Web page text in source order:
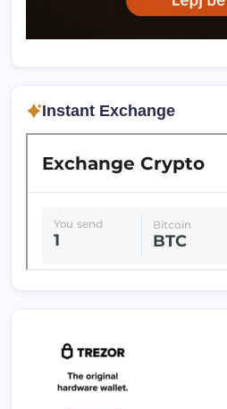
Instant Exchange